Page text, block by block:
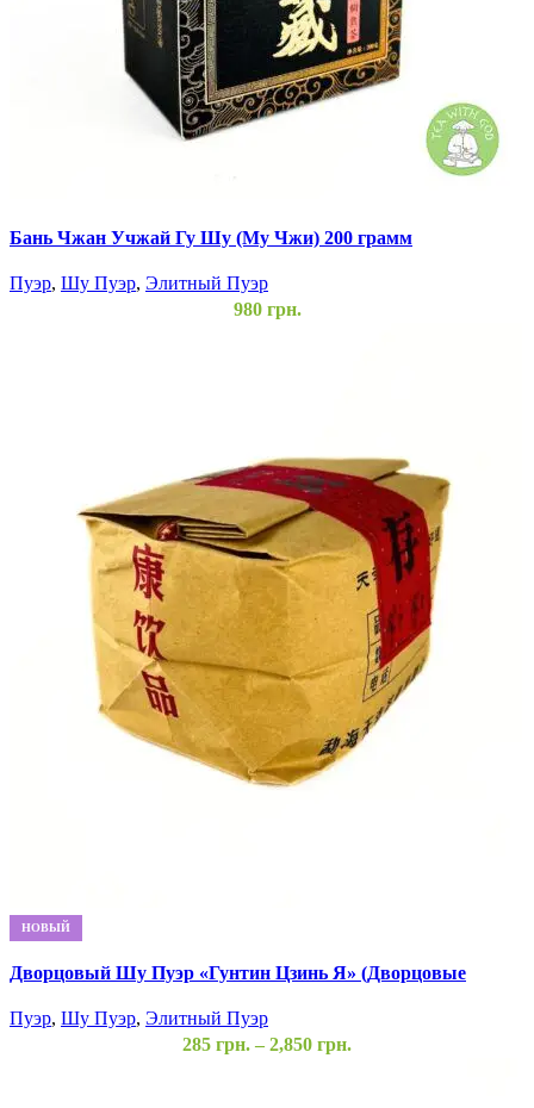
Бань Чжан Учжай Гу Шу (Му Чжи) 200 грамм
Пуэр, Шу Пуэр, Элитный Пуэр
980грн.
НОВЫЙ
Дворцовый Шу Пуэр «Гунтин Цзинь Я» (Дворцовые
Пуэр, Шу Пуэр, Элитный Пуэр
285 грн. – 2,850 грн.